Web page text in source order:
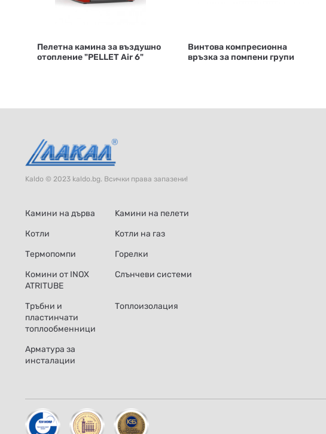
Пелетна камина за въздушно
отопление "PELLET Air 6"
Винтова компресионна
връзка за помпени групи
Kaldo © 2023 kaldo.bg. Всички права запазени!
Камини на дърва
Kамини на пелети
Котли
Kотли на газ
Термопомпи
Горелки
Комини от INOX
ATRITUBE
Слънчеви системи
Тръбни и
пластинчати
топлообменници
Топлоизолация
Арматура за
инсталации